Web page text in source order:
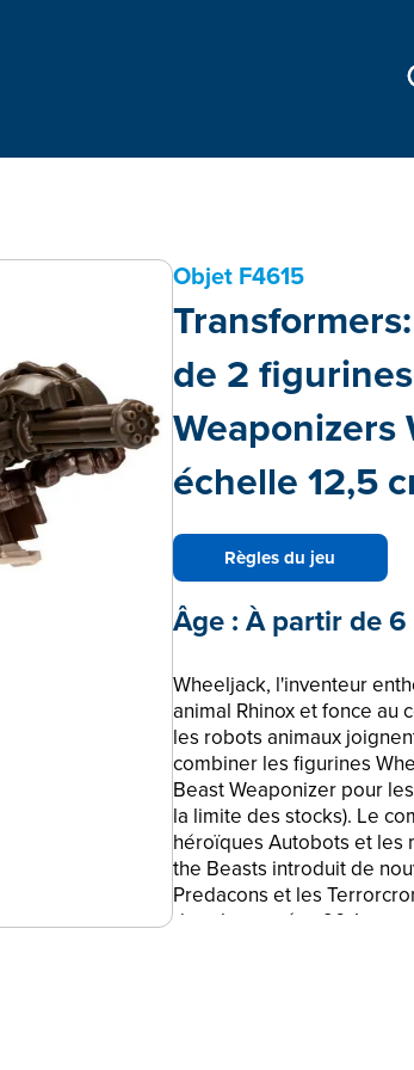
Objet F4615
de 2
Weaponizers
échelle 12,5
Règles du jeu
Âge : À partir de 6
Wheeljack, l'inventeur
animal Rhinox et fonce au
les robots animaux
combiner les figurines
Beast Weaponizer pour
la limite des stocks). Le
héroïques Autobots et les
the Beasts introduit de
Predacons et les
dans les années 90. Les
2022 Paramount